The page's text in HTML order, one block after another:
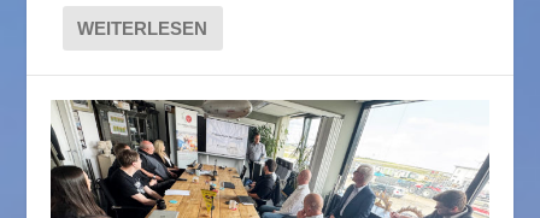
WEITERLESEN